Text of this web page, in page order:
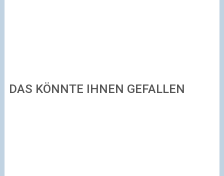
DAS KÖNNTE IHNEN GEFALLEN